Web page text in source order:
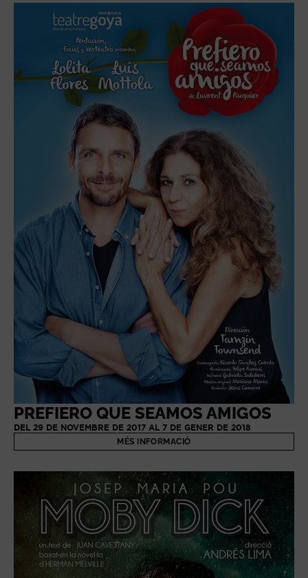
PREFIERO QUE SEAMOS AMIGOS
DEL 29 DE NOVEMBRE DE 2017 AL 7 DE GENER DE 2018
MÉS INFORMACIÓ